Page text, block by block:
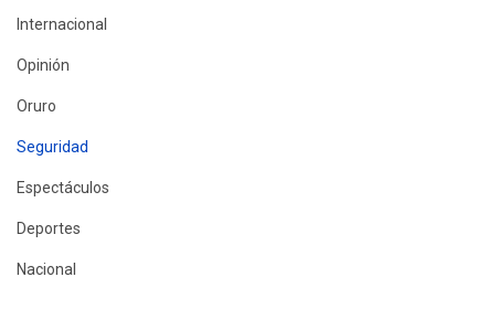
Internacional
Opinión
Oruro
Seguridad
Espectáculos
Deportes
Nacional